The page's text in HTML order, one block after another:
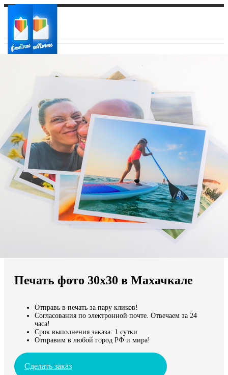
Ваш регион доставки
Выберите из списка:
Мы доставляем по всему миру
Продолжить без города
Печать фото 30х30 в Махачкале
Отправь в печать за пару кликов!
Согласования по электронной почте. Отвечаем за 24
часа!
Срок выполнения заказа: 1 сутки
Отправим в любой город РФ и мира!
Сделать заказ